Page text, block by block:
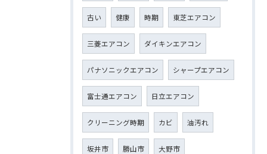
古い 健康 時期 東芝エアコン
三菱エアコン ダイキンエアコン
パナソニックエアコン シャープエアコン
富士通エアコン 日立エアコン
クリーニング時期 カビ 油汚れ
坂井市 勝山市 大野市